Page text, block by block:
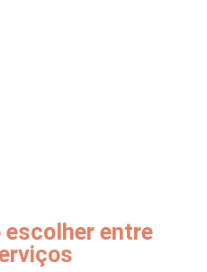
escolher entre